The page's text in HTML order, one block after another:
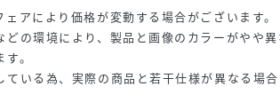
アにより価格が変動する場合がございます。
の環境により、製品と画像のカラーがやや異
。
いる為、実際の商品と若干仕様が異なる場合